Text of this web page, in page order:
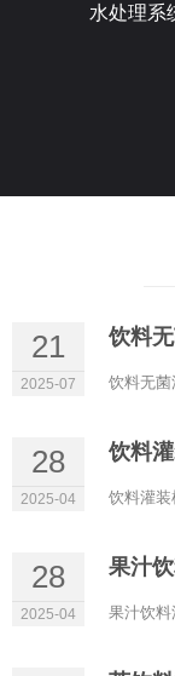
水处理系
21
2025-07
饮料
28
2025-04
饮料
28
2025-04
果汁